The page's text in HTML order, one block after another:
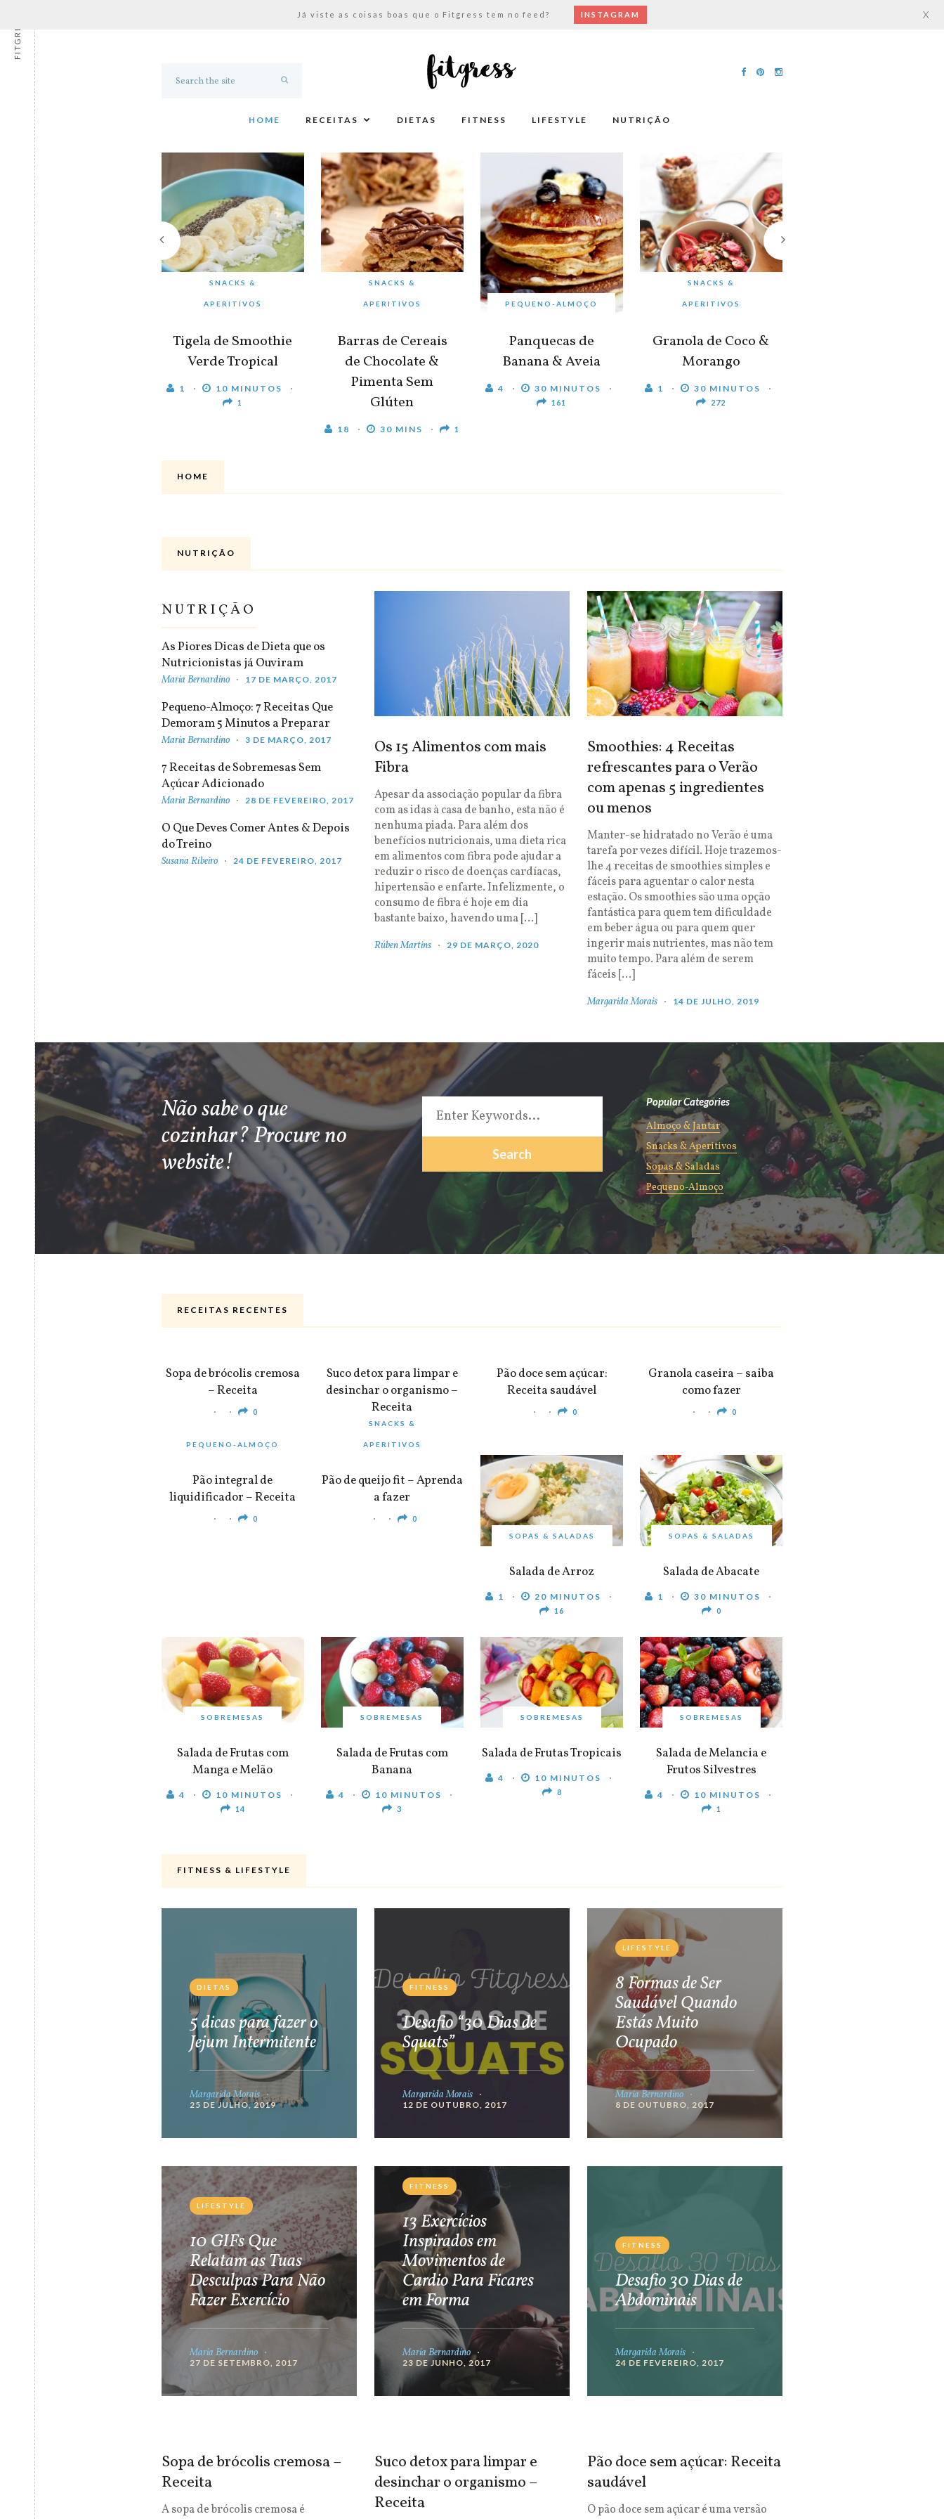
HOME RECEITAS DIETAS FITNESS LIFESTYLE NUTRIÇÃO
SNACKS &
APERITIVOS
Tigela de Smoothie
Verde Tropical
1 10 MINUTOS
1
SNACKS &
APERITIVOS
Barras de Cereais
de Chocolate &
Pimenta Sem
Glúten
18 30 MINS 1
PEQUENO-ALMOÇO
Panquecas de
Banana & Aveia
4 30 MINUTOS
161
SNACKS &
APERITIVOS
Granola de Coco &
Morango
1 30 MINUTOS
272
HOME
NUTRIÇÃO
NUTRIÇÃO
As Piores Dicas de Dieta que os
Nutricionistas já Ouviram
Maria Bernardino 17 DE MARÇO, 2017
Pequeno-Almoço: 7 Receitas Que
Demoram 5 Minutos a Preparar
Maria Bernardino 3 DE MARÇO, 2017
7 Receitas de Sobremesas Sem
Açúcar Adicionado
Maria Bernardino 28 DE FEVEREIRO, 2017
O Que Deves Comer Antes & Depois
do Treino
Susana Ribeiro 24 DE FEVEREIRO, 2017
Os 15 Alimentos com mais
Fibra
Apesar da associação popular da fibra
com as idas à casa de banho, esta não é
nenhuma piada. Para além dos
benefícios nutricionais, uma dieta rica
em alimentos com fibra pode ajudar a
reduzir o risco de doenças cardíacas,
hipertensão e enfarte. Infelizmente, o
consumo de fibra é hoje em dia
bastante baixo, havendo uma […]
Rúben Martins 29 DE MARÇO, 2020
Smoothies: 4 Receitas
refrescantes para o Verão
com apenas 5 ingredientes
ou menos
Manter-se hidratado no Verão é uma
tarefa por vezes difícil. Hoje trazemos-
lhe 4 receitas de smoothies simples e
fáceis para aguentar o calor nesta
estação. Os smoothies são uma opção
fantástica para quem tem dificuldade
em beber água ou para quem quer
ingerir mais nutrientes, mas não tem
muito tempo. Para além de serem
fáceis […]
Margarida Morais 14 DE JULHO, 2019
Não sabe o que
cozinhar? Procure no
website!
Popular Categories
Almoço & Jantar
Snacks & Aperitivos
Sopas & Saladas
Pequeno-Almoço
RECEITAS RECENTES
Sopa de brócolis cremosa
– Receita
0
Suco detox para limpar e
desinchar o organismo –
Receita
0
Pão doce sem açúcar:
Receita saudável
0
Granola caseira – saiba
como fazer
0
PEQUENO-ALMOÇO
Pão integral de
liquidificador – Receita
0
SNACKS &
APERITIVOS
Pão de queijo fit – Aprenda
a fazer
0
SOPAS & SALADAS
Salada de Arroz
1 20 MINUTOS
16
SOPAS & SALADAS
Salada de Abacate
1 30 MINUTOS
0
SOBREMESAS
Salada de Frutas com
Manga e Melão
4 10 MINUTOS
14
SOBREMESAS
Salada de Frutas com
Banana
4 10 MINUTOS
3
SOBREMESAS
Salada de Frutas Tropicais
4 10 MINUTOS
8
SOBREMESAS
Salada de Melancia e
Frutos Silvestres
4 10 MINUTOS
1
FITNESS & LIFESTYLE
DIETAS
5 dicas para fazer o
Jejum Intermitente
Margarida Morais
25 DE JULHO, 2019
FITNESS
Desafio “30 Dias de
Squats”
Margarida Morais
12 DE OUTUBRO, 2017
LIFESTYLE
8 Formas de Ser
Saudável Quando
Estás Muito
Ocupado
Maria Bernardino
8 DE OUTUBRO, 2017
LIFESTYLE
10 GIFs Que
Relatam as Tuas
Desculpas Para Não
Fazer Exercício
Maria Bernardino
27 DE SETEMBRO, 2017
FITNESS
13 Exercícios
Inspirados em
Movimentos de
Cardio Para Ficares
em Forma
Maria Bernardino
23 DE JUNHO, 2017
FITNESS
Desafio 30 Dias de
Abdominais
Margarida Morais
24 DE FEVEREIRO, 2017
Sopa de brócolis cremosa –
Receita
A sopa de brócolis cremosa é
Suco detox para limpar e
desinchar o organismo –
Receita
Pão doce sem açúcar: Receita
saudável
O pão doce sem açúcar é uma versão
FITGRESS Já viste as coisas boas que o Fitgress tem no feed? INSTAGRAM X